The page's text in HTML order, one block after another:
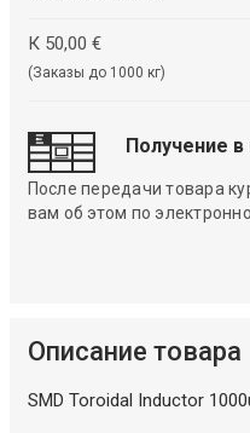
К 50,00 €
(Заказы до 1000 кг)
Получение
После передачи товара
вам об этом по
Описание товара
SMD Toroidal Inductor